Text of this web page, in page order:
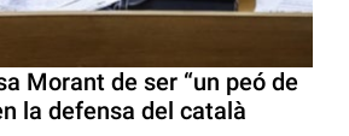
Morant de ser “un peó de
la defensa del català